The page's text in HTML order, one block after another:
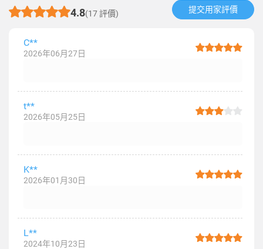
4.8(17 評價) 提交用家評價​
C**
2026年06月27日
t**
2026年05月25日
K**
2026年01月30日
L**
2024年10月23日